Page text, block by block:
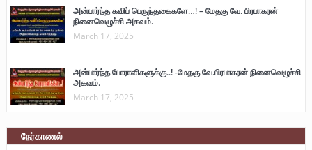
அன்பார்ந்த கவிப் பெருந்தகைகளே…! – மேதகு வே. பிரபாகரன்
நினைவெழுச்சி அகவம்.
March 17, 2025
அன்பார்ந்த போராளிகளுக்கு..! -மேதகு வே.பிரபாகரன் நினைவெழுச்சி
அகவம்.
March 17, 2025
நேர்காணல்